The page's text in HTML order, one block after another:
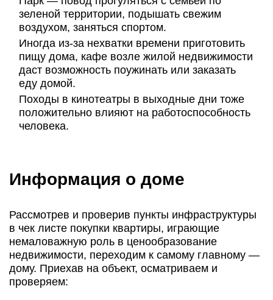
зеленой территории, подышать свежим
воздухом, заняться спортом.
Иногда из-за нехватки времени приготовить
пищу дома, кафе возле жилой недвижимости
даст возможность поужинать или заказать
еду домой.
Походы в кинотеатры в выходные дни тоже
положительно влияют на работоспособность
человека.
Информация о доме
Рассмотрев и проверив пункты инфраструктуры
в чек листе покупки квартиры, играющие
немаловажную роль в ценообразование
недвижимости, переходим к самому главному —
дому. Приехав на объект, осматриваем и
проверяем: